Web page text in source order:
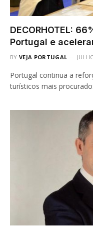
DECORHOTEL:
Portugal e
BY VEJA PORTUGAL
Portugal continua a
turísticos mais